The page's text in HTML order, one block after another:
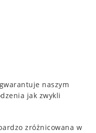
naszym
jak zwykli
zróżnicowana w